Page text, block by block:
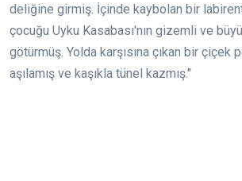
deliğine girmiş. İçinde kaybolan bir
çocuğu Uyku Kasabası'nın gizemli ve
götürmüş. Yolda karşısına çıkan bir çiçek
aşılamış ve kaşıkla tünel kazmış."